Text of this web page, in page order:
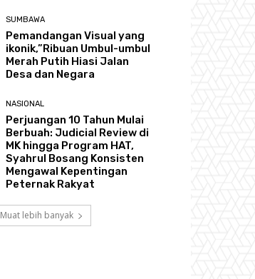
SUMBAWA
Pemandangan Visual yang
ikonik,”Ribuan Umbul-umbul
Merah Putih Hiasi Jalan
Desa dan Negara
NASIONAL
Perjuangan 10 Tahun Mulai
Berbuah: Judicial Review di
MK hingga Program HAT,
Syahrul Bosang Konsisten
Mengawal Kepentingan
Peternak Rakyat
Muat lebih banyak